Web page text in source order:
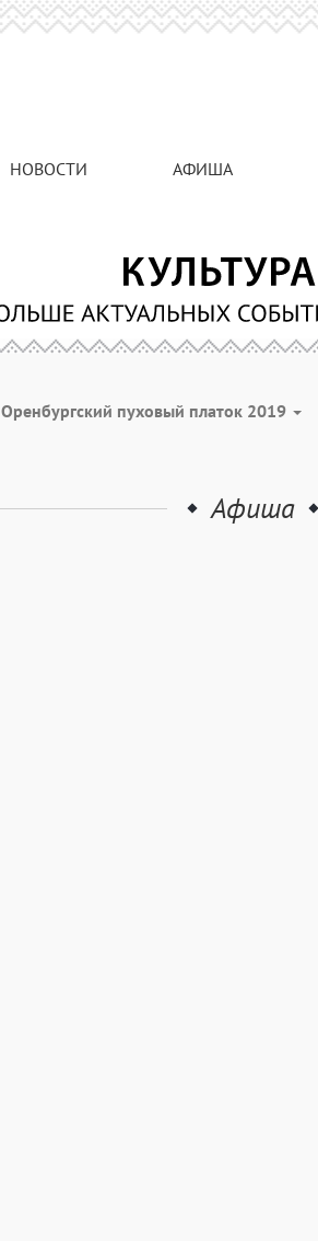
НОВОСТИ АФИША
Оренбургский пуховый платок 2019
Афиша